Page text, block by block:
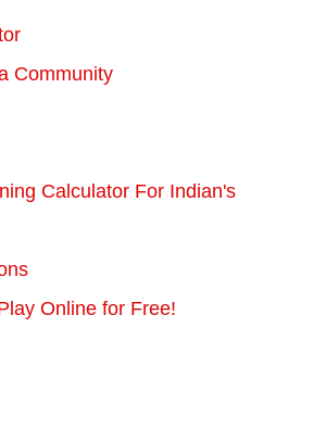
Community
Calculator For Indian's
Online for Free!